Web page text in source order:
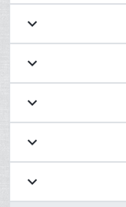
keyboard_arrow_down
keyboard_arrow_down
keyboard_arrow_down
keyboard_arrow_down
keyboard_arrow_down